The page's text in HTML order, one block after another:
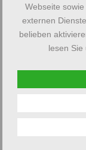
Zum Auftakt
lädt das
Konzert des
Datum:
Webseite
externen
belieben
lesen Sie